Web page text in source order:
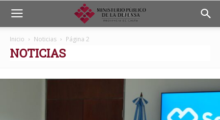
Inicio Noticias Página 2
NOTICIAS